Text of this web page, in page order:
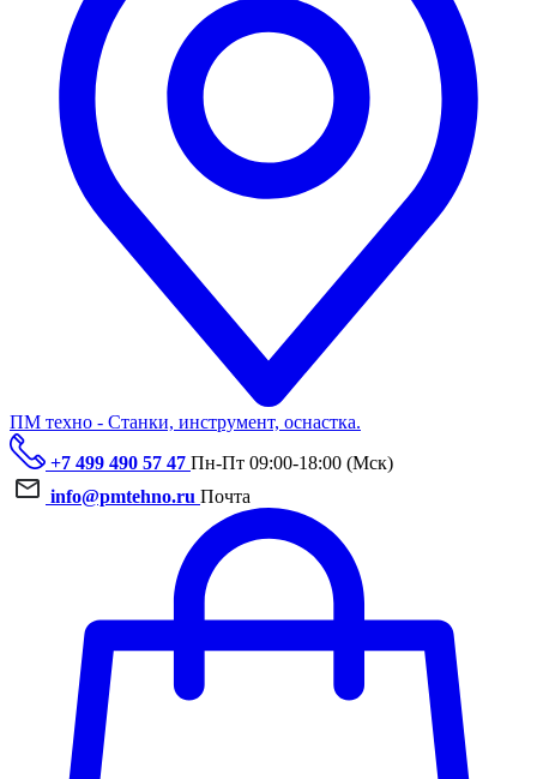
ПМ техно - Станки, инструмент, оснастка.
+7 499 490 57 47 Пн-Пт 09:00-18:00 (Мск)
info@pmtehno.ru Почта